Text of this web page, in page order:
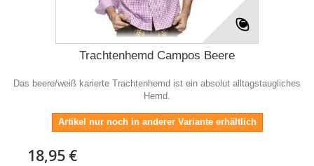
Trachtenhemd Campos Beere
Das beere/weiß karierte Trachtenhemd ist ein absolut alltagstaugliches
Hemd.
Artikel nur noch in anderer Variante erhältlich
18,95 €